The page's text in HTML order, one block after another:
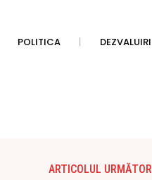
POLITICA DEZVALUIRI
ARTICOLUL URMĂTOR